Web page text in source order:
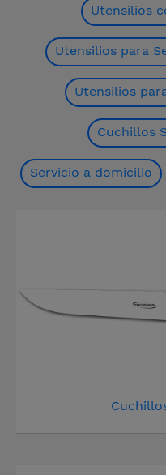
Utensilios
Utensilios para
Utensilios
Cuchillos
Servicio a domicilio